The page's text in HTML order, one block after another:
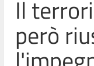
Il
però